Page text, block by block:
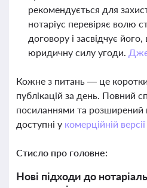
рекомендується для
нотаріус перевіряє волю
договору і засвідчує
юридичну силу угоди.
Кожне з питань — це
публікацій за день. Повний
посиланнями та розширений
доступні у комерційній
Стисло про головне:
Нові підходи до